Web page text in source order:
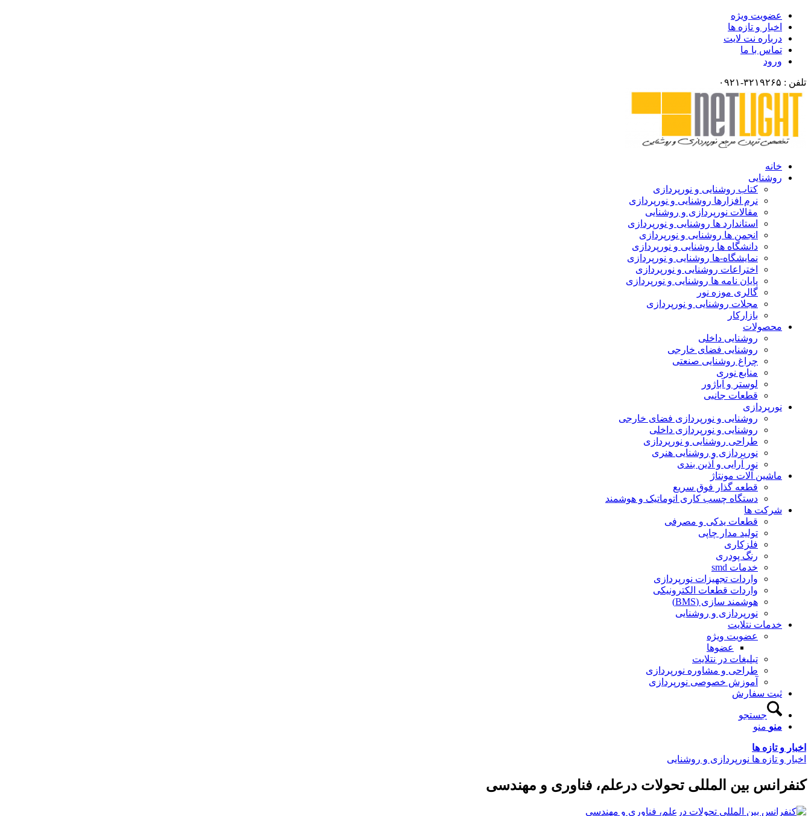
عضویت ویژه
اخبار و تازه ها
درباره نت لایت
تماس با ما
ورود
تلفن : ۳۲۱۹۲۶۵-۰۹۲۱
خانه
روشنایی
کتاب روشنایی و نورپردازی
نرم افزارها روشنایی و نورپردازی
مقالات نورپردازی و روشنایی
استاندارد ها روشنایی و نورپردازی
انجمن ها روشنایی و نورپردازی
دانشگاه ها روشنایی و نورپردازی
نمایشگاه-ها روشنایی و نورپردازی
اختراعات روشنایی و نورپردازی
پایان نامه ها روشنایی و نورپردازی
گالری موزه نور
مجلات روشنایی و نورپردازی
بازارکار
محصولات
روشنایی داخلی
روشنایی فضای خارجی
چراغ روشنایی صنعتی
منابع نوری
لوستر و آباژور
قطعات جانبی
نورپردازی
روشنایی و نورپردازی فضای خارجی
روشنایی و نورپردازی داخلی
طراحی روشنایی و نورپردازی
نورپردازی و روشنایی هنری
نور آرایی و آذین بندی
ماشین آلات مونتاژ
قطعه گذار فوق سریع
دستگاه چسب کاری اتوماتیک و هوشمند
شرکت ها
قطعات یدکی و مصرفی
تولید مدار چاپی
فلزکاری
رنگ پودری
خدمات smd
واردات تجهیزات نورپردازی
واردات قطعات الکترونیکی
هوشمند سازی (BMS)
نورپردازی و روشنایی
خدمات نتلایت
عضویت ویژه
عضوها
تبلیغات در نتلایت
طراحی و مشاوره نورپردازی
آموزش خصوصی نورپردازی
ثبت سفارش
جستجو
منو منو
اخبار و تازه ها
اخبار و تازه ها نورپردازی و روشنایی
کنفرانس بین المللی تحولات درعلم، فناوری و مهندسی